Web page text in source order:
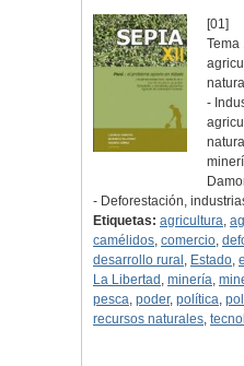
[01]
Tema
-
- Deforestación,
Etiquetas: agricultura,
camélidos, comercio,
desarrollo rural , Estado,
La Libertad , minería,
pesca, poder, política,
recursos naturales,